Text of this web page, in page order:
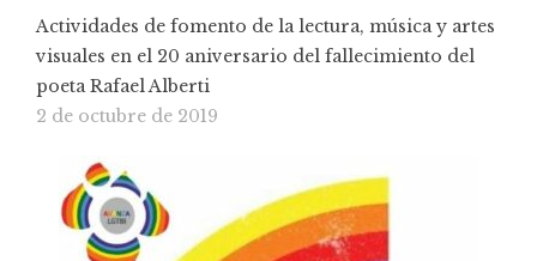
Actividades de fomento de la lectura, música y artes
visuales en el 20 aniversario del fallecimiento del
poeta Rafael Alberti
2 de octubre de 2019